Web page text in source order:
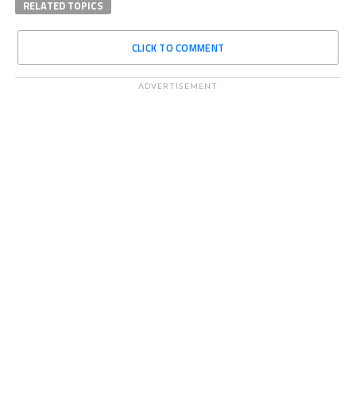
RELATED TOPICS
CLICK TO COMMENT
ADVERTISEMENT